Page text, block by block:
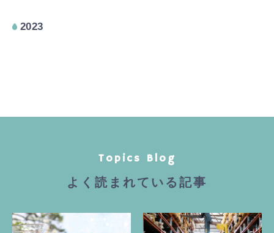
2023
Topics Blog
よく読まれている記事